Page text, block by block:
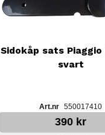
Sidokåp sats Piaggio
svart
550017410
390 kr